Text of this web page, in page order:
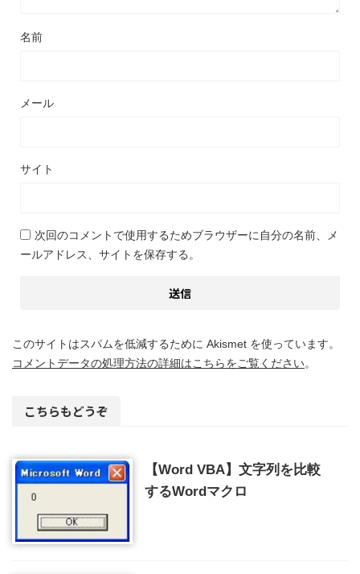
名前
メール
サイト
次回のコメントで使用するためブラウザーに自分の名前、メ
ールアドレス、サイトを保存する。
このサイトはスパムを低減するために Akismet を使っています。
コメントデータの処理方法の詳細はこちらをご覧ください。
こちらもどうぞ
【Word VBA】文字列を比較
するWordマクロ